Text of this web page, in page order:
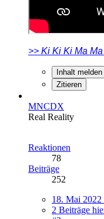
>> Ki Ki Ki Ma
Inhalt melden
Zitieren
MNCDX
Real Reality
Reaktionen
78
Beiträge
252
18. Mai 2022
2 Beiträge